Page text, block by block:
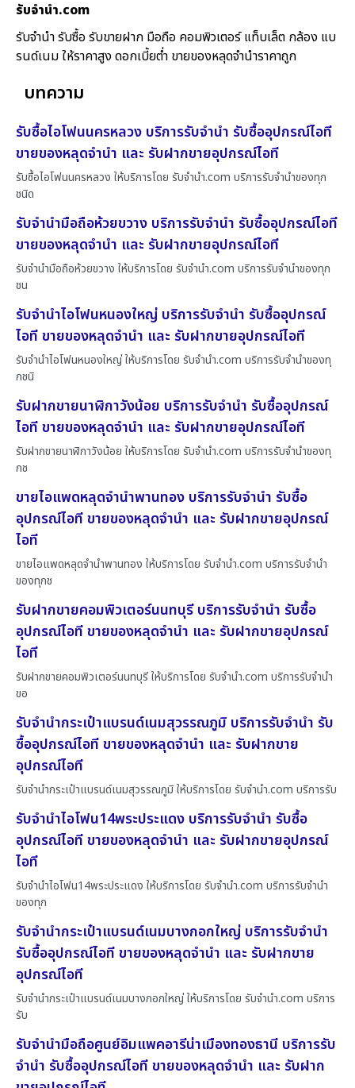
รับจํานํา.com
รับจำนำ รับซื้อ รับขายฝาก มือถือ คอมพิวเตอร์ แท็บเล็ต กล้อง แบ
รนด์เนม ให้ราคาสูง ดอกเบี้ยต่ำ ขายของหลุดจำนำราคาถูก
บทความ
รับซื้อไอโฟนนครหลวง บริการรับจำนำ รับซื้ออุปกรณ์ไอที
ขายของหลุดจำนำ และ รับฝากขายอุปกรณ์ไอที
รับซื้อไอโฟนนครหลวง ให้บริการโดย รับจํานํา.com บริการรับจำนำของทุก
ชนิด
รับจำนำมือถือห้วยขวาง บริการรับจำนำ รับซื้ออุปกรณ์ไอที
ขายของหลุดจำนำ และ รับฝากขายอุปกรณ์ไอที
รับจำนำมือถือห้วยขวาง ให้บริการโดย รับจํานํา.com บริการรับจำนำของทุก
ชน
รับจำนำไอโฟนหนองใหญ่ บริการรับจำนำ รับซื้ออุปกรณ์
ไอที ขายของหลุดจำนำ และ รับฝากขายอุปกรณ์ไอที
รับจำนำไอโฟนหนองใหญ่ ให้บริการโดย รับจํานํา.com บริการรับจำนำของทุ
กชนิ
รับฝากขายนาฬิกาวังน้อย บริการรับจำนำ รับซื้ออุปกรณ์
ไอที ขายของหลุดจำนำ และ รับฝากขายอุปกรณ์ไอที
รับฝากขายนาฬิกาวังน้อย ให้บริการโดย รับจํานํา.com บริการรับจำนำของทุ
กช
ขายไอแพดหลุดจำนำพานทอง บริการรับจำนำ รับซื้อ
อุปกรณ์ไอที ขายของหลุดจำนำ และ รับฝากขายอุปกรณ์
ไอที
ขายไอแพดหลุดจำนำพานทอง ให้บริการโดย รับจํานํา.com บริการรับจำนำ
ของทุกช
รับฝากขายคอมพิวเตอร์นนทบุรี บริการรับจำนำ รับซื้อ
อุปกรณ์ไอที ขายของหลุดจำนำ และ รับฝากขายอุปกรณ์
ไอที
รับฝากขายคอมพิวเตอร์นนทบุรี ให้บริการโดย รับจํานํา.com บริการรับจำนำ
ขอ
รับจำนำกระเป๋าแบรนด์เนมสุวรรณภูมิ บริการรับจำนำ รับ
ซื้ออุปกรณ์ไอที ขายของหลุดจำนำ และ รับฝากขาย
อุปกรณ์ไอที
รับจำนำกระเป๋าแบรนด์เนมสุวรรณภูมิ ให้บริการโดย รับจํานํา.com บริการรับ
รับจำนำไอโฟน14พระประแดง บริการรับจำนำ รับซื้อ
อุปกรณ์ไอที ขายของหลุดจำนำ และ รับฝากขายอุปกรณ์
ไอที
รับจำนำไอโฟน14พระประแดง ให้บริการโดย รับจํานํา.com บริการรับจำนำ
ของทุก
รับจำนำกระเป๋าแบรนด์เนมบางกอกใหญ่ บริการรับจำนำ
รับซื้ออุปกรณ์ไอที ขายของหลุดจำนำ และ รับฝากขาย
อุปกรณ์ไอที
รับจำนำกระเป๋าแบรนด์เนมบางกอกใหญ่ ให้บริการโดย รับจํานํา.com บริการ
รับ
รับจำนำมือถือศูนย์อิมแพคอารีน่าเมืองทองธานี บริการรับ
จำนำ รับซื้ออุปกรณ์ไอที ขายของหลุดจำนำ และ รับฝาก